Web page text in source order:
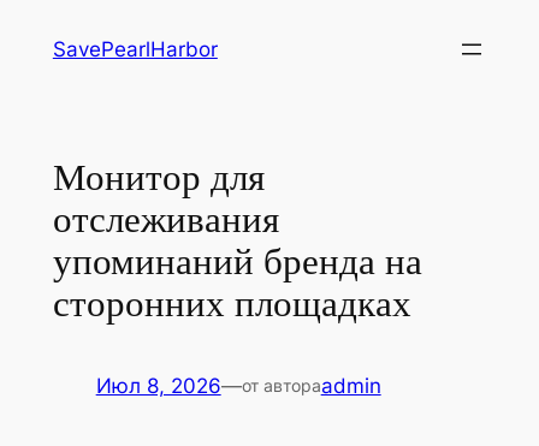
SavePearlHarbor
Монитор для
отслеживания
упоминаний бренда на
сторонних площадках
Июл 8, 2026—от автораadmin